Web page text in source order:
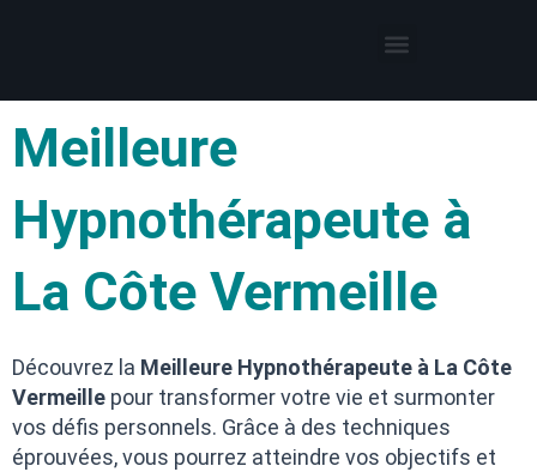
Meilleure
Hypnothérapeute à
La Côte Vermeille
Découvrez la Meilleure Hypnothérapeute à La Côte
Vermeille pour transformer votre vie et surmonter
vos défis personnels. Grâce à des techniques
éprouvées, vous pourrez atteindre vos objectifs et